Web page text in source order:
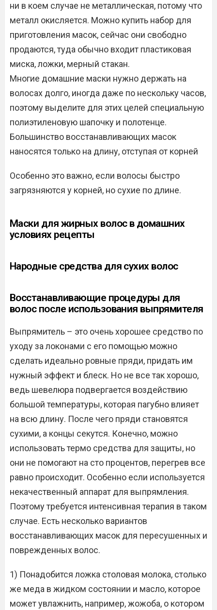
ни в коем случае не металлическая, потому что
металл окисляется. Можно купить набор для
приготовления масок, сейчас они свободно
продаются, туда обычно входит пластиковая
миска, ложки, мерный стакан.
Многие домашние маски нужно держать на
волосах долго, иногда даже по нескольку часов,
поэтому выделите для этих целей специальную
полиэтиленовую шапочку и полотенце.
Большинство восстанавливающих масок
наносятся только на длину, отступая от корней
Особенно это важно, если волосы быстро
загрязняются у корней, но сухие по длине.
Маски для жирных волос в домашних
условиях рецепты
Народные средства для сухих волос
Восстанавливающие процедуры для
волос после использования выпрямителя
Выпрямитель – это очень хорошее средство по
уходу за локонами с его помощью можно
сделать идеально ровные пряди, придать им
нужный эффект и блеск. Но не все так хорошо,
ведь шевелюра подвергается воздействию
большой температуры, которая пагубно влияет
на всю длину. После чего пряди становятся
сухими, а концы секутся. Конечно, можно
использовать термо средства для защиты, но
они не помогают на сто процентов, перегрев все
равно происходит. Особенно если используется
некачественный аппарат для выпрямления.
Поэтому требуется интенсивная терапия в таком
случае. Есть несколько вариантов
восстанавливающих масок для пересушенных и
поврежденных волос.
1) Понадобится ложка столовая молока, столько
же меда в жидком состоянии и масло, которое
может увлажнить, например, жожоба, о котором